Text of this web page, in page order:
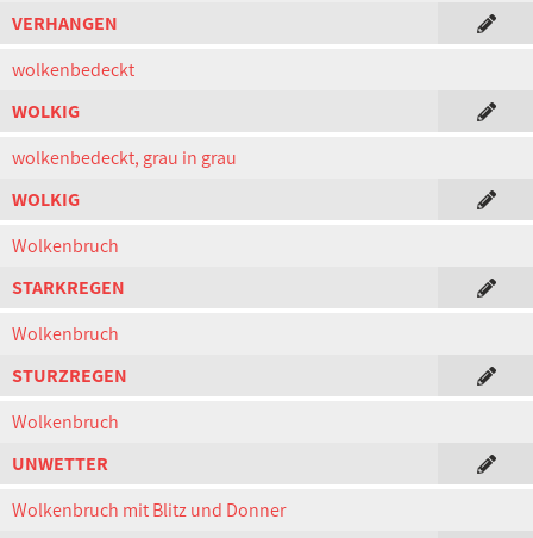
VERHANGEN
wolkenbedeckt
WOLKIG
wolkenbedeckt, grau in grau
WOLKIG
Wolkenbruch
STARKREGEN
Wolkenbruch
STURZREGEN
Wolkenbruch
UNWETTER
Wolkenbruch mit Blitz und Donner